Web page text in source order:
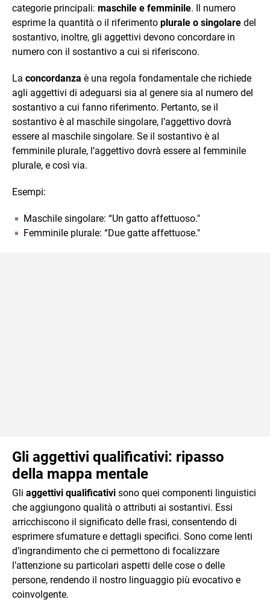
categorie principali: maschile e femminile. Il numero
esprime la quantità o il riferimento plurale o singolare del
sostantivo, inoltre, gli aggettivi devono concordare in
numero con il sostantivo a cui si riferiscono.
La concordanza è una regola fondamentale che richiede
agli aggettivi di adeguarsi sia al genere sia al numero del
sostantivo a cui fanno riferimento. Pertanto, se il
sostantivo è al maschile singolare, l’aggettivo dovrà
essere al maschile singolare. Se il sostantivo è al
femminile plurale, l’aggettivo dovrà essere al femminile
plurale, e così via.
Esempi:
Maschile singolare: “Un gatto affettuoso."
Femminile plurale: “Due gatte affettuose."
Gli aggettivi qualificativi: ripasso
della mappa mentale
Gli aggettivi qualificativi sono quei componenti linguistici
che aggiungono qualità o attributi ai sostantivi. Essi
arricchiscono il significato delle frasi, consentendo di
esprimere sfumature e dettagli specifici. Sono come lenti
d’ingrandimento che ci permettono di focalizzare
l’attenzione su particolari aspetti delle cose o delle
persone, rendendo il nostro linguaggio più evocativo e
coinvolgente.